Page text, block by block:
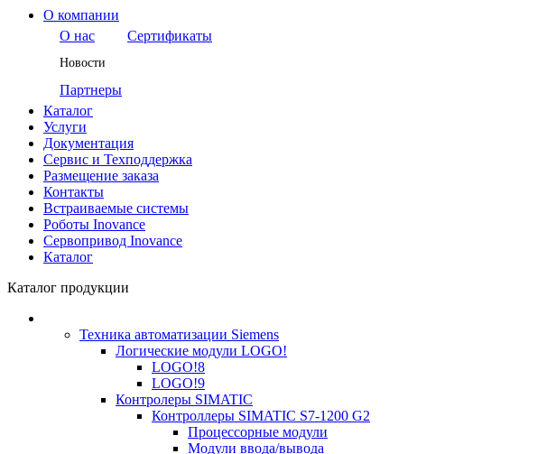
О компании
О нас
Сертификаты
Новости
Партнеры
Каталог
Услуги
Документация
Сервис и Техподдержка
Размещение заказа
Контакты
Встраиваемые системы
Роботы Inovance
Сервопривод Inovance
Каталог
Каталог продукции
Техника автоматизации Siemens
Логические модули LOGO!
LOGO!8
LOGO!9
Контролеры SIMATIC
Контроллеры SIMATIC S7-1200 G2
Процессорные модули
Модули ввода/вывода